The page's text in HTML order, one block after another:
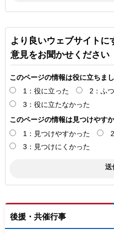
より良いウェブサイトに
意見をお聞かせください
このページの情報は役に立ちま
1：役に立った
2：ふ
3：役に立たなかった
このページの情報は見つけやす
1：見つけやすかった
3：見つけにくかった
後援・共催行事